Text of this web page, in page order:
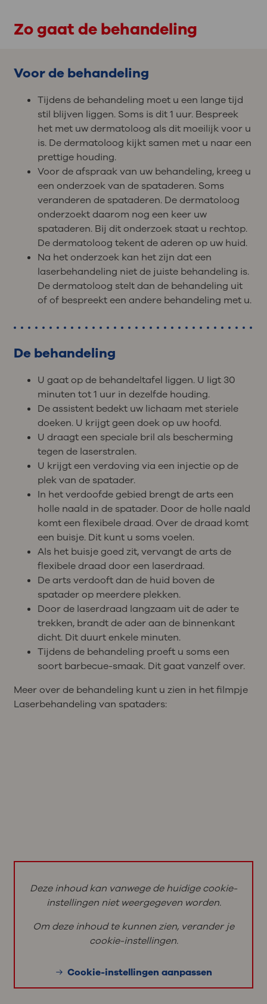
Zo gaat de behandeling
Voor de behandeling
Tijdens de behandeling moet u een lange tijd
stil blijven liggen. Soms is dit 1 uur. Bespreek
het met uw dermatoloog als dit moeilijk voor u
is. De dermatoloog kijkt samen met u naar een
prettige houding.
Voor de afspraak van uw behandeling, kreeg u
een onderzoek van de spataderen. Soms
veranderen de spataderen. De dermatoloog
onderzoekt daarom nog een keer uw
spataderen. Bij dit onderzoek staat u rechtop.
De dermatoloog tekent de aderen op uw huid.
Na het onderzoek kan het zijn dat een
laserbehandeling niet de juiste behandeling is.
De dermatoloog stelt dan de behandeling uit
of of bespreekt een andere behandeling met u.
De behandeling
U gaat op de behandeltafel liggen. U ligt 30
minuten tot 1 uur in dezelfde houding.
De assistent bedekt uw lichaam met steriele
doeken. U krijgt geen doek op uw hoofd.
U draagt een speciale bril als bescherming
tegen de laserstralen.
U krijgt een verdoving via een injectie op de
plek van de spatader.
In het verdoofde gebied brengt de arts een
holle naald in de spatader. Door de holle naald
komt een flexibele draad. Over de draad komt
een buisje. Dit kunt u soms voelen.
Als het buisje goed zit, vervangt de arts de
flexibele draad door een laserdraad.
De arts verdooft dan de huid boven de
spatader op meerdere plekken.
Door de laserdraad langzaam uit de ader te
trekken, brandt de ader aan de binnenkant
dicht. Dit duurt enkele minuten.
Tijdens de behandeling proeft u soms een
soort barbecue-smaak. Dit gaat vanzelf over.
Meer over de behandeling kunt u zien in het filmpje
Laserbehandeling van spataders:
Deze inhoud kan vanwege de huidige cookie-
instellingen niet weergegeven worden.
Om deze inhoud te kunnen zien, verander je
cookie-instellingen.
Cookie-instellingen aanpassen